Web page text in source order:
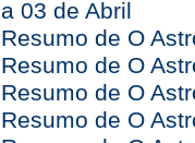
a 03 de Abril
Resumo de O
Resumo de O
Resumo de O
Resumo de O